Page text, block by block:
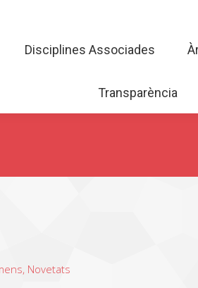
Disciplines Associades
Transparència
, Novetats